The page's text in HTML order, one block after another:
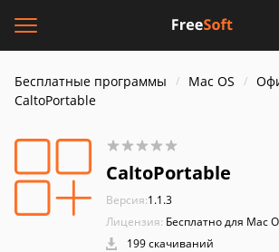
Бесплатные программы Mac OS
CaltoPortable
CaltoPortable
Версия:1.1.3
Лицензия: Бесплатно для Mac
199 скачиваний